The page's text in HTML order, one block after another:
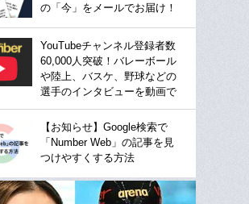
の「今」をメールでお届け！
YouTubeチャンネル登録者数
60,000人突破！バレーボール
や陸上、バスケ、野球などの
選手のインタビューを動画で
【お知らせ】Google検索で
「Number Web」の記事を見
つけやすくする方法